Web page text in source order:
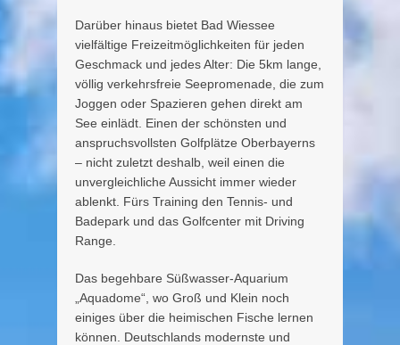
Darüber hinaus bietet Bad Wiessee
vielfältige Freizeitmöglichkeiten für jeden
Geschmack und jedes Alter: Die 5km lange,
völlig verkehrsfreie Seepromenade, die zum
Joggen oder Spazieren gehen direkt am
See einlädt. Einen der schönsten und
anspruchsvollsten Golfplätze Oberbayerns
– nicht zuletzt deshalb, weil einen die
unvergleichliche Aussicht immer wieder
ablenkt. Fürs Training den Tennis- und
Badepark und das Golfcenter mit Driving
Range.
Das begehbare Süßwasser-Aquarium
„Aquadome“, wo Groß und Klein noch
einiges über die heimischen Fische lernen
können. Deutschlands modernste und